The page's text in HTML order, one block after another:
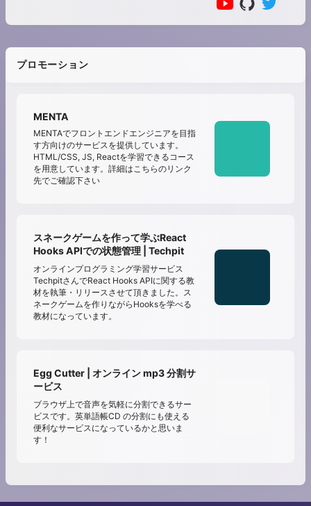
プロモーション
MENTA
MENTAでフロントエンドエンジニアを目指
す方向けのサービスを提供しています。
HTML/CSS, JS, Reactを学習できるコース
を用意しています。詳細はこちらのリンク
先でご確認下さい
スネークゲームを作って学ぶReact
Hooks APIでの状態管理 | Techpit
オンラインプログラミング学習サービス
TechpitさんでReact Hooks APIに関する教
材を執筆・リリースさせて頂きました。ス
ネークゲームを作りながらHooksを学べる
教材になっています。
Egg Cutter | オンライン mp3 分割サ
ービス
ブラウザ上で音声を気軽に分割できるサー
ビスです。英単語帳CD の分割にも使える
便利なサービスになっているかと思いま
す！